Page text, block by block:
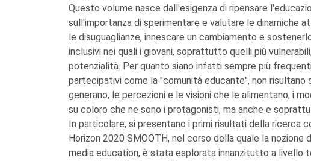
Questo volume nasce dall'esigenza di ripensare
sull'importanza di sperimentare e valutare le dinamiche
le disuguaglianze, innescare un cambiamento e
inclusivi nei quali i giovani, soprattutto quelli più
potenzialità. Per quanto siano infatti sempre più
partecipativi come la "comunità educante", non
generano, le percezioni e le visioni che le alimentano, i
su coloro che ne sono i protagonisti, ma anche e
In particolare, si presentano i primi risultati della ricerca
Horizon 2020 SMOOTH, nel corso della quale la nozione
media education, è stata esplorata innanzitutto a